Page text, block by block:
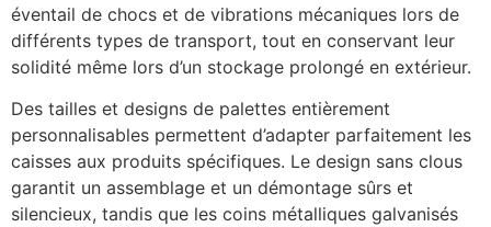
éventail de chocs et de vibrations mécaniques lors de
différents types de transport, tout en conservant leur
solidité même lors d’un stockage prolongé en extérieur.
Des tailles et designs de palettes entièrement
personnalisables permettent d’adapter parfaitement les
caisses aux produits spécifiques. Le design sans clous
garantit un assemblage et un démontage sûrs et
silencieux, tandis que les coins métalliques galvanisés